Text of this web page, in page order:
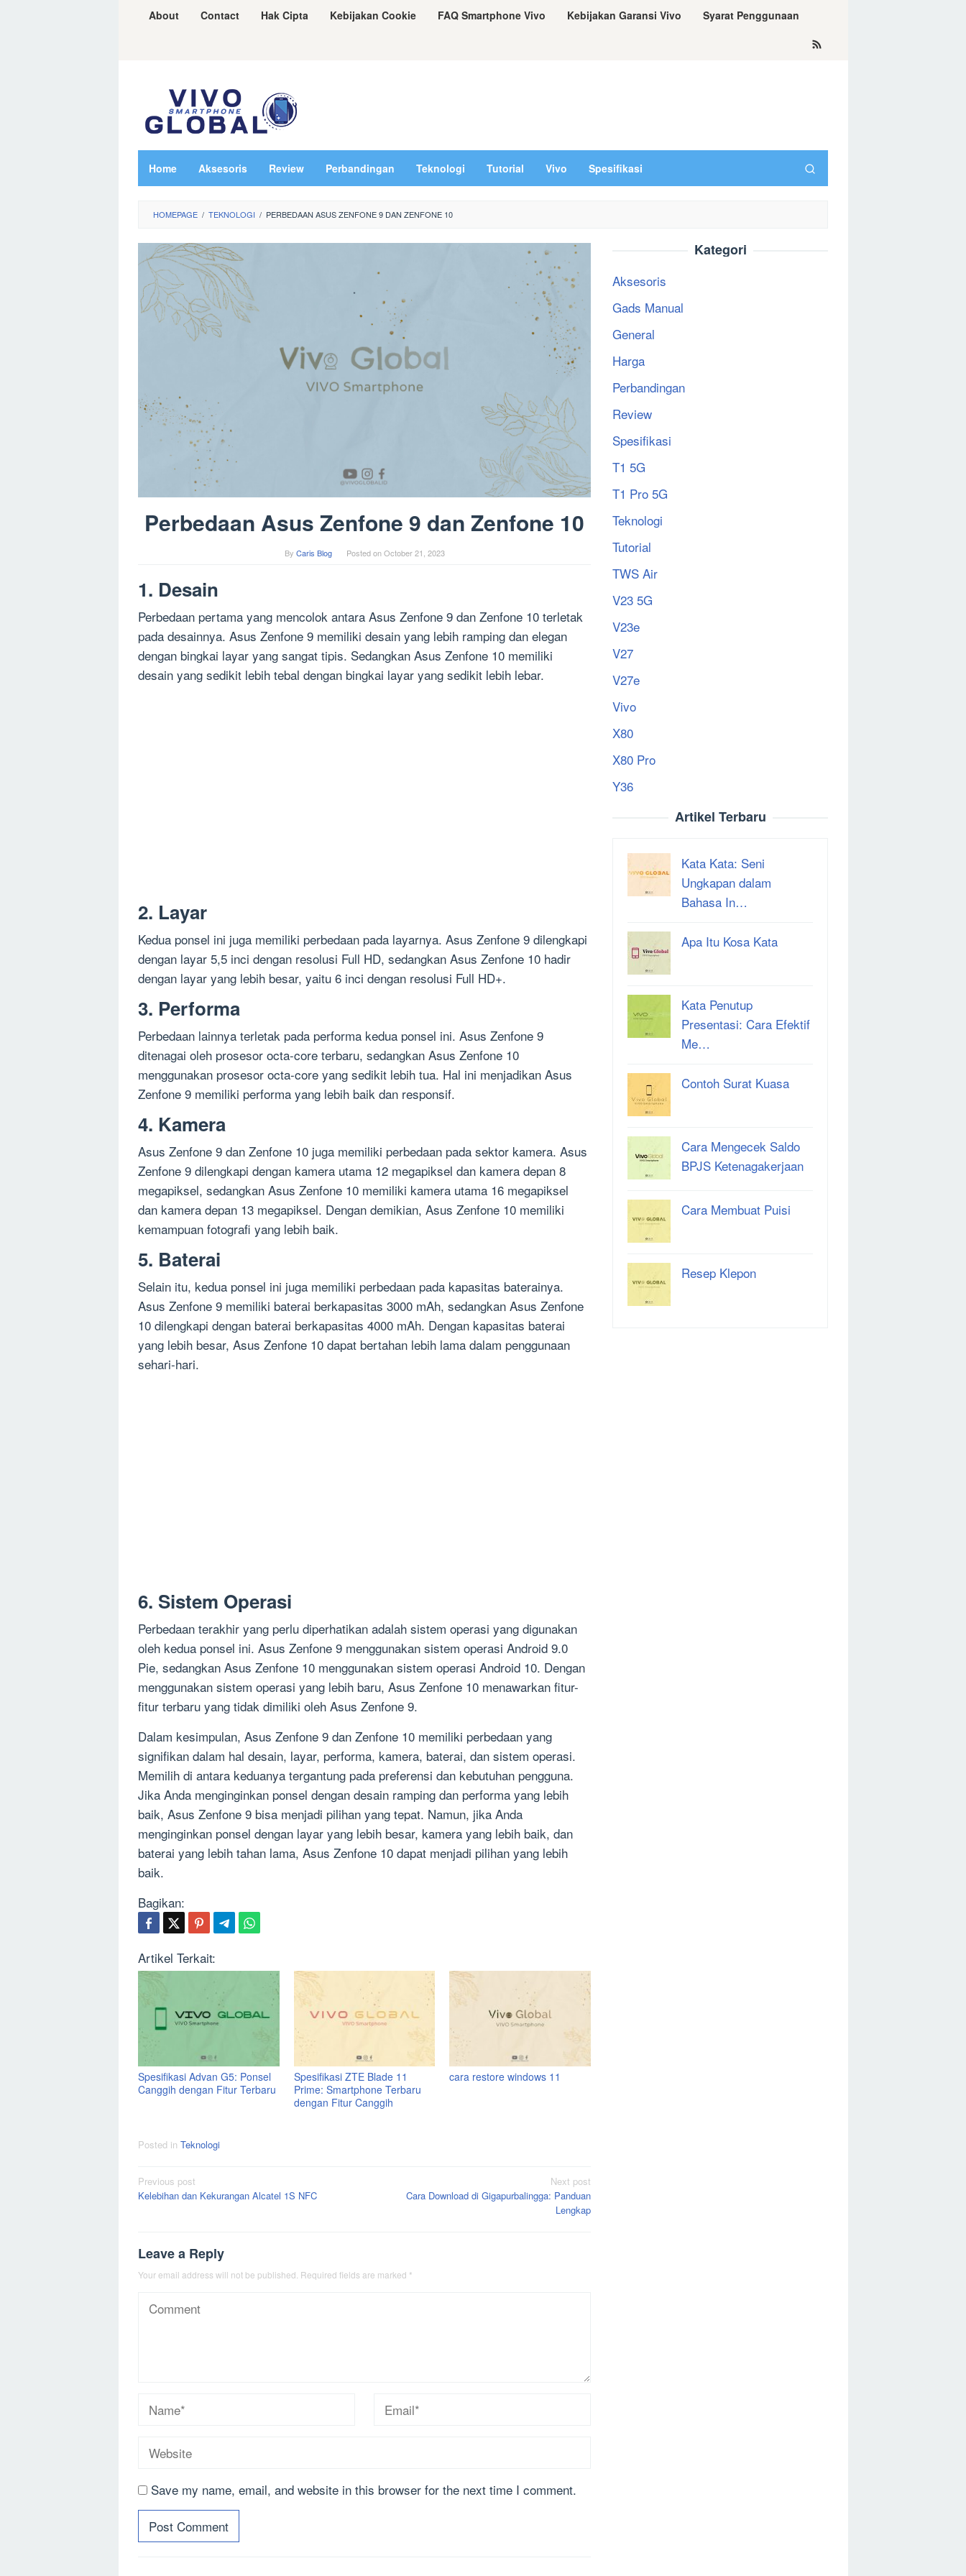
About Contact Hak Cipta Kebijakan Cookie FAQ Smartphone Vivo Kebijakan Garansi Vivo Syarat Penggunaan
Home Aksesoris Review Perbandingan Teknologi Tutorial Vivo Spesifikasi
HOMEPAGE / TEKNOLOGI / PERBEDAAN ASUS ZENFONE 9 DAN ZENFONE 10
Perbedaan Asus Zenfone 9 dan Zenfone 10
By Caris Blog Posted onOctober 21, 2023
1. Desain
Perbedaan pertama yang mencolok antara Asus Zenfone 9 dan Zenfone 10 terletak
pada desainnya. Asus Zenfone 9 memiliki desain yang lebih ramping dan elegan
dengan bingkai layar yang sangat tipis. Sedangkan Asus Zenfone 10 memiliki
desain yang sedikit lebih tebal dengan bingkai layar yang sedikit lebih lebar.
2. Layar
Kedua ponsel ini juga memiliki perbedaan pada layarnya. Asus Zenfone 9 dilengkapi
dengan layar 5,5 inci dengan resolusi Full HD, sedangkan Asus Zenfone 10 hadir
dengan layar yang lebih besar, yaitu 6 inci dengan resolusi Full HD+.
3. Performa
Perbedaan lainnya terletak pada performa kedua ponsel ini. Asus Zenfone 9
ditenagai oleh prosesor octa-core terbaru, sedangkan Asus Zenfone 10
menggunakan prosesor octa-core yang sedikit lebih tua. Hal ini menjadikan Asus
Zenfone 9 memiliki performa yang lebih baik dan responsif.
4. Kamera
Asus Zenfone 9 dan Zenfone 10 juga memiliki perbedaan pada sektor kamera. Asus
Zenfone 9 dilengkapi dengan kamera utama 12 megapiksel dan kamera depan 8
megapiksel, sedangkan Asus Zenfone 10 memiliki kamera utama 16 megapiksel
dan kamera depan 13 megapiksel. Dengan demikian, Asus Zenfone 10 memiliki
kemampuan fotografi yang lebih baik.
5. Baterai
Selain itu, kedua ponsel ini juga memiliki perbedaan pada kapasitas baterainya.
Asus Zenfone 9 memiliki baterai berkapasitas 3000 mAh, sedangkan Asus Zenfone
10 dilengkapi dengan baterai berkapasitas 4000 mAh. Dengan kapasitas baterai
yang lebih besar, Asus Zenfone 10 dapat bertahan lebih lama dalam penggunaan
sehari-hari.
6. Sistem Operasi
Perbedaan terakhir yang perlu diperhatikan adalah sistem operasi yang digunakan
oleh kedua ponsel ini. Asus Zenfone 9 menggunakan sistem operasi Android 9.0
Pie, sedangkan Asus Zenfone 10 menggunakan sistem operasi Android 10. Dengan
menggunakan sistem operasi yang lebih baru, Asus Zenfone 10 menawarkan fitur-
fitur terbaru yang tidak dimiliki oleh Asus Zenfone 9.
Dalam kesimpulan, Asus Zenfone 9 dan Zenfone 10 memiliki perbedaan yang
signifikan dalam hal desain, layar, performa, kamera, baterai, dan sistem operasi.
Memilih di antara keduanya tergantung pada preferensi dan kebutuhan pengguna.
Jika Anda menginginkan ponsel dengan desain ramping dan performa yang lebih
baik, Asus Zenfone 9 bisa menjadi pilihan yang tepat. Namun, jika Anda
menginginkan ponsel dengan layar yang lebih besar, kamera yang lebih baik, dan
baterai yang lebih tahan lama, Asus Zenfone 10 dapat menjadi pilihan yang lebih
baik.
Bagikan:
Artikel Terkait:
Spesifikasi Advan G5: Ponsel
Canggih dengan Fitur Terbaru
Spesifikasi ZTE Blade 11
Prime: Smartphone Terbaru
dengan Fitur Canggih
cara restore windows 11
Posted in Teknologi
Post
navigation
Previous post
Kelebihan dan Kekurangan Alcatel 1S NFC
Next post
Cara Download di Gigapurbalingga: Panduan
Lengkap
Leave a Reply
Your email address will not be published. Required fields are marked *
Save my name, email, and website in this browser for the next time I comment.
Kategori
Aksesoris
Gads Manual
General
Harga
Perbandingan
Review
Spesifikasi
T1 5G
T1 Pro 5G
Teknologi
Tutorial
TWS Air
V23 5G
V23e
V27
V27e
Vivo
X80
X80 Pro
Y36
Artikel Terbaru
Kata Kata: Seni
Ungkapan dalam
Bahasa In…
Apa Itu Kosa Kata
Kata Penutup
Presentasi: Cara Efektif
Me…
Contoh Surat Kuasa
Cara Mengecek Saldo
BPJS Ketenagakerjaan
Cara Membuat Puisi
Resep Klepon